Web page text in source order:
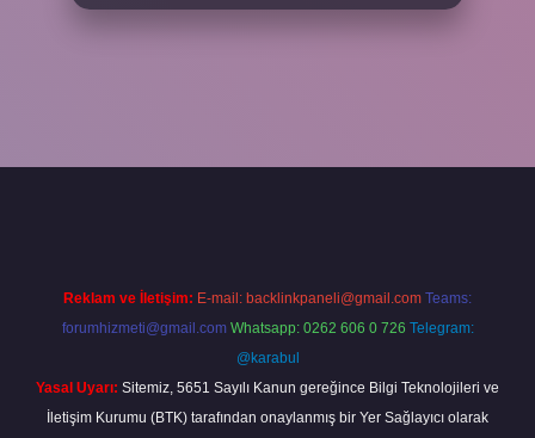
Reklam ve İletişim: E-mail: backlinkpaneli@gmail.com Teams:
forumhizmeti@gmail.com Whatsapp: 0262 606 0 726 Telegram:
@karabul
Yasal Uyarı: Sitemiz, 5651 Sayılı Kanun gereğince Bilgi Teknolojileri ve
İletişim Kurumu (BTK) tarafından onaylanmış bir Yer Sağlayıcı olarak